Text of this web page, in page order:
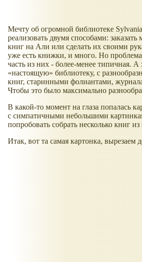
Мечту об огромной библиотеке
реализовать двумя способами:
книг на Али или сделать их своими
уже есть книжки, и много. Но
часть из них - более-менее типичная. А
настоящую
библиотеку, с
книг, старинными фолиантами,
Чтобы это было максимально
В какой-то момент на глаза попалась
с симпатичными небольшими
попробовать собрать несколько книг из
Итак, вот та самая картонка, вырезаем